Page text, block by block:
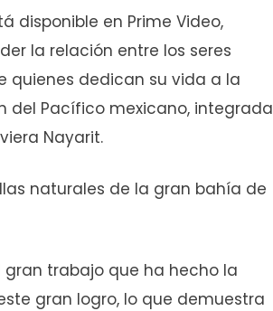
disponible en Prime Video,
la relación entre los seres
quienes dedican su vida a la
del Pacífico mexicano, integrada
Nayarit.
naturales de la gran bahía de
gran trabajo que ha hecho la
gran logro, lo que demuestra